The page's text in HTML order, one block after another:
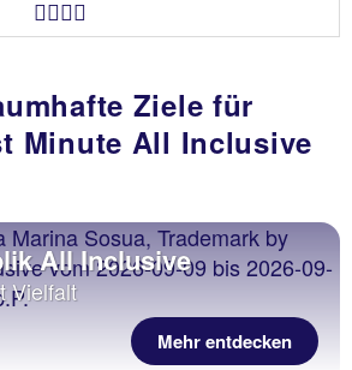
Ziele für
Minute All Inclusive
All Inclusive
Vielfalt
Mehr entdecken